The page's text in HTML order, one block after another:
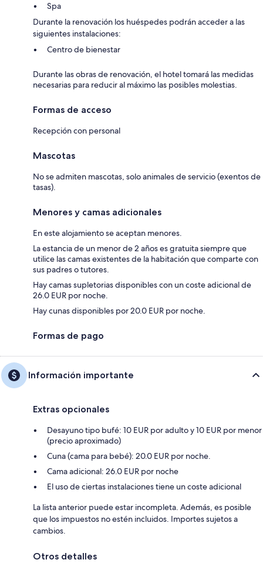
Spa
Durante la renovación los huéspedes podrán acceder a las
siguientes instalaciones:
Centro de bienestar
Durante las obras de renovación, el hotel tomará las medidas
necesarias para reducir al máximo las posibles molestias.
Formas de acceso
Recepción con personal
Mascotas
No se admiten mascotas, solo animales de servicio (exentos de
tasas).
Menores y camas adicionales
En este alojamiento se aceptan menores.
La estancia de un menor de 2 años es gratuita siempre que
utilice las camas existentes de la habitación que comparte con
sus padres o tutores.
Hay camas supletorias disponibles con un coste adicional de
26.0 EUR por noche.
Hay cunas disponibles por 20.0 EUR por noche.
Formas de pago
Información importante
Extras opcionales
Desayuno tipo bufé: 10 EUR por adulto y 10 EUR por menor
(precio aproximado)
Cuna (cama para bebé): 20.0 EUR por noche.
Cama adicional: 26.0 EUR por noche
El uso de ciertas instalaciones tiene un coste adicional
La lista anterior puede estar incompleta. Además, es posible
que los impuestos no estén incluidos. Importes sujetos a
cambios.
Otros detalles